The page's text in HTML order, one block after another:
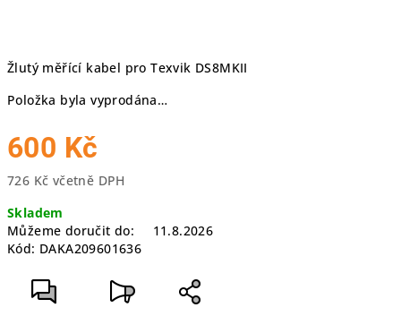
Žlutý měřící kabel pro Texvik DS8MKII
Položka byla vyprodána…
600 Kč
726 Kč včetně DPH
cena:
Skladem
Můžeme doručit do:
11.8.2026
Kód: DAKA209601636